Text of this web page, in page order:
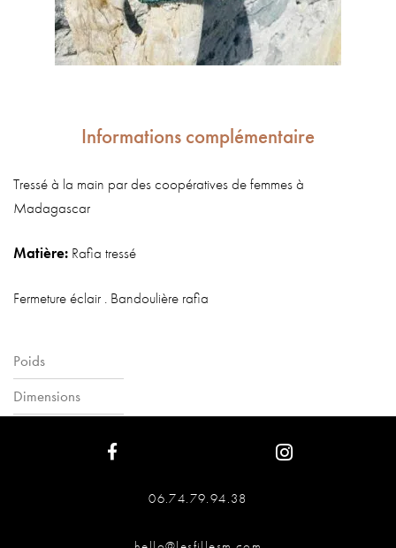
Informations complémentaire
Tressé à la main par des coopératives de femmes à
Madagascar
Matière: Rafia tressé
Fermeture éclair . Bandoulière rafia
Poids
Dimensions
06.74.79.94.38